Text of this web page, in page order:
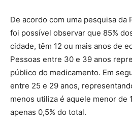
De acordo com uma pesquisa da
foi possível observar que 85%
cidade, têm 12 ou mais anos de
Pessoas entre 30 e 39 anos
público do medicamento. Em
entre 25 e 29 anos,
menos utiliza é aquele menor de
apenas 0,5% do total.